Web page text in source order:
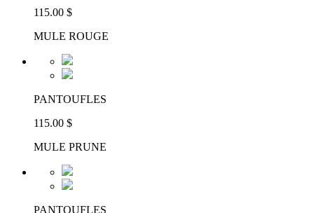
115.00 $
MULE ROUGE
PANTOUFLES
115.00 $
MULE PRUNE
PANTOUFLES